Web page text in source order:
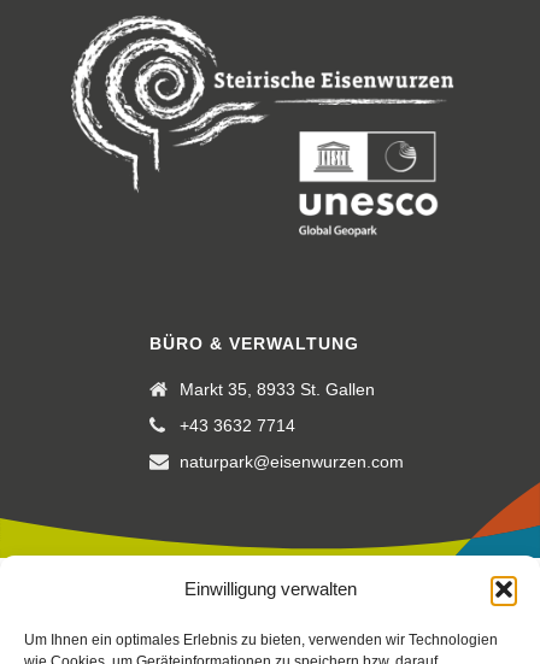
Einwilligung verwalten
Um Ihnen ein optimales Erlebnis zu bieten, verwenden wir Technologien
BÜRO & VERWALTUNG
Markt 35, 8933 St. Gallen
+43 3632 7714
naturpark@eisenwurzen.com
Fotos:Stefan Leitner-Gesaeuse,TV Gesäuse Stefan Leitner